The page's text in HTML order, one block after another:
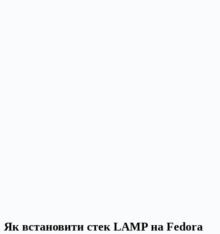
Як встановити стек LAMP на Fedora